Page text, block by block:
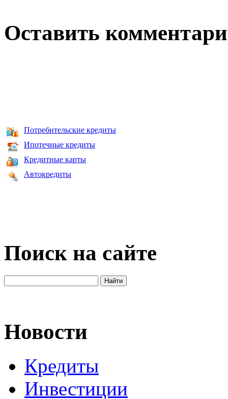
Оставить
Потребительские кредиты
Ипотечные кредиты
Кредитные карты
Автокредиты
Поиск на сайте
Новости
Кредиты
Инвестиции